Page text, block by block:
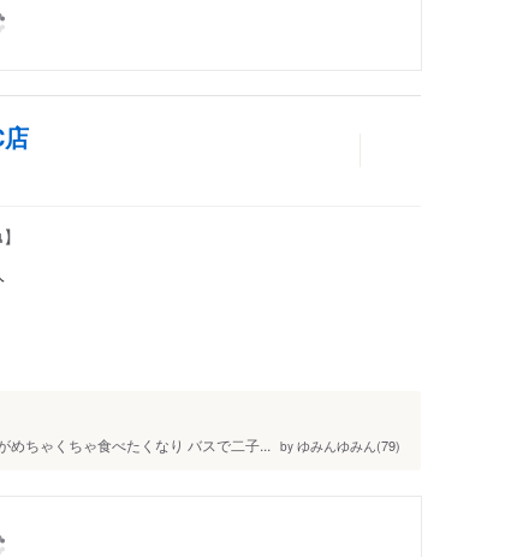
めちゃくちゃ食べたくなり バスで二子... by ゆみんゆみん(79)